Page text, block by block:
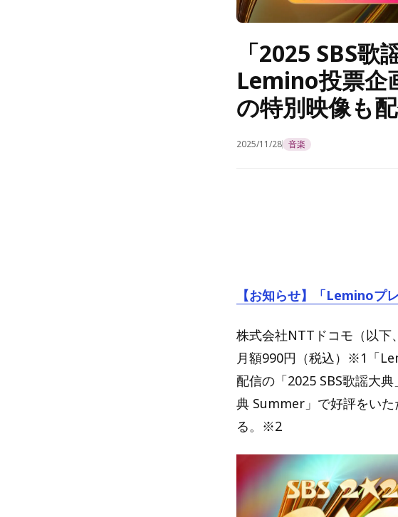
「2025 SBS
Lemino投票企
の特別映像も配
2025/11/28 音楽
【お知らせ】「Leminoプ
株式会社NTTドコモ（以
月額990円（税込）※1「
配信の「2025 SBS歌謡大
典 Summer」で好評をい
る。※2